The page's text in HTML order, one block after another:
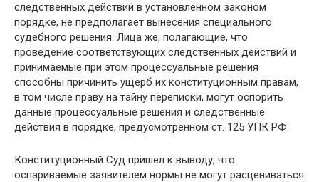
следственных действий в установленном законом
порядке, не предполагает вынесения специального
судебного решения. Лица же, полагающие, что
проведение соответствующих следственных действий и
принимаемые при этом процессуальные решения
способны причинить ущерб их конституционным правам,
в том числе праву на тайну переписки, могут оспорить
данные процессуальные решения и следственные
действия в порядке, предусмотренном ст. 125 УПК РФ.
Конституционный Суд пришел к выводу, что
оспариваемые заявителем нормы не могут расцениваться